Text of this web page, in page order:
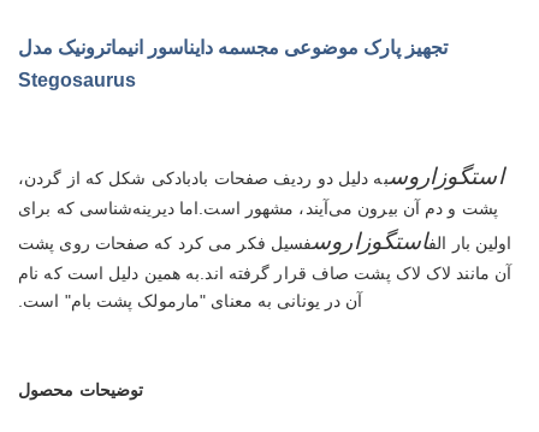
تجهیز پارک موضوعی مجسمه دایناسور انیماترونیک مدل
Stegosaurus
استگوزاروسبه دلیل دو ردیف صفحات بادبادکی شکل که از گردن،
پشت و دم آن بیرون می‌آیند، مشهور است.اما دیرینه‌شناسی که برای
اولین بار الفاستگوزاروسفسیل فکر می کرد که صفحات روی پشت
آن مانند لاک لاک پشت صاف قرار گرفته اند.به همین دلیل است که نام
آن در یونانی به معنای "مارمولک پشت بام" است.
توضیحات محصول